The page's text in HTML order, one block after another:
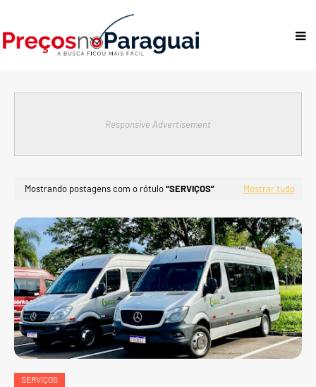
Responsive Advertisement
Mostrando postagens com o rótulo SERVIÇOS Mostrar tudo
SERVIÇOS